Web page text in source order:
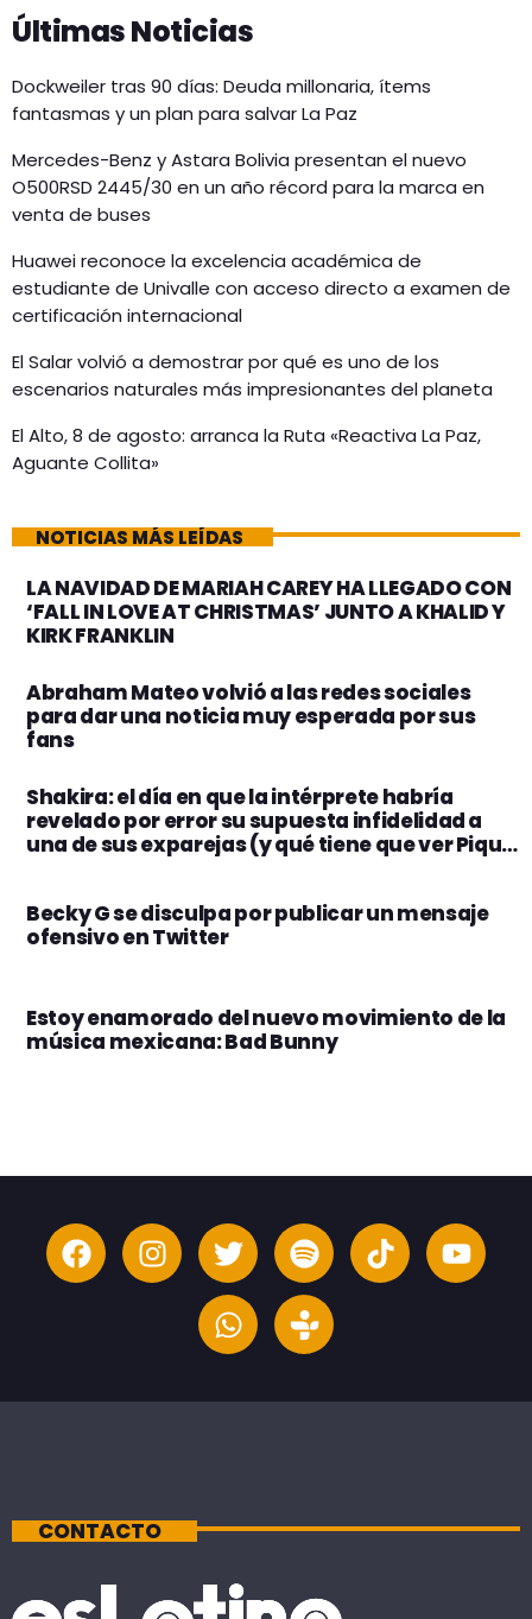
Últimas Noticias
Dockweiler tras 90 días: Deuda millonaria, ítems
fantasmas y un plan para salvar La Paz
Mercedes-Benz y Astara Bolivia presentan el nuevo
O500RSD 2445/30 en un año récord para la marca en
venta de buses
Huawei reconoce la excelencia académica de
estudiante de Univalle con acceso directo a examen de
certificación internacional
El Salar volvió a demostrar por qué es uno de los
escenarios naturales más impresionantes del planeta
El Alto, 8 de agosto: arranca la Ruta «Reactiva La Paz,
Aguante Collita»
NOTICIAS MÁS LEÍDAS
LA NAVIDAD DE MARIAH CAREY HA LLEGADO CON
‘FALL IN LOVE AT CHRISTMAS’ JUNTO A KHALID Y
KIRK FRANKLIN
Abraham Mateo volvió a las redes sociales
para dar una noticia muy esperada por sus
fans
Shakira: el día en que la intérprete habría
revelado por error su supuesta infidelidad a
una de sus exparejas (y qué tiene que ver Piqué
Becky G se disculpa por publicar un mensaje
ofensivo en Twitter
Estoy enamorado del nuevo movimiento de la
música mexicana: Bad Bunny
CONTACTO